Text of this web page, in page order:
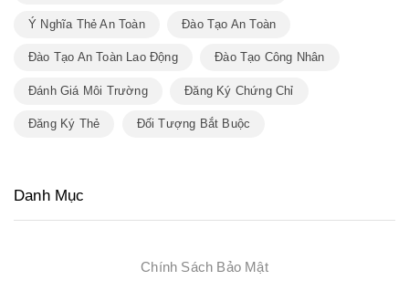
Ý Nghĩa Thẻ An Toàn Đào Tạo An Toàn
Đào Tạo An Toàn Lao Động Đào Tạo Công Nhân
Đánh Giá Môi Trường Đăng Ký Chứng Chỉ
Đăng Ký Thẻ Đối Tượng Bắt Buộc
Danh Mục
Chính Sách Bảo Mật